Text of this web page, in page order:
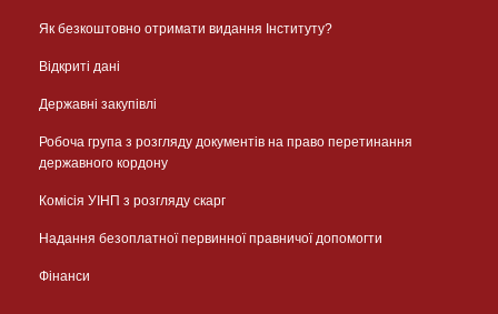
Як безкоштовно отримати видання Інституту?
Відкриті дані
Державні закупівлі
Робоча група з розгляду документів на право перетинання
державного кордону
Комісія УІНП з розгляду скарг
Надання безоплатної первинної правничої допомогти
Фінанси